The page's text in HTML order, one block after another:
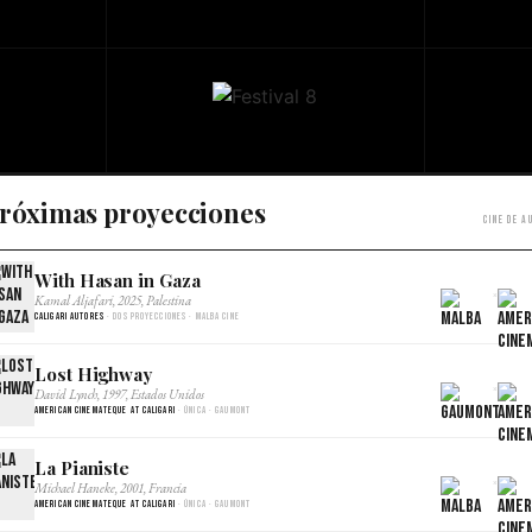
proyecciones Cine de
With Hasan in Gaza
Kamal Aljafari, 2025, Palestina
Caligari Autores · Dos proyecciones · Malba Cine
×
Lost Highway
David Lynch, 1997, Estados Unidos
American Cinemateque at Caligari · Única · Gaumont
×
La Pianiste
Michael Haneke, 2001, Francia
American Cinemateque at Caligari · Única · Gaumont
×